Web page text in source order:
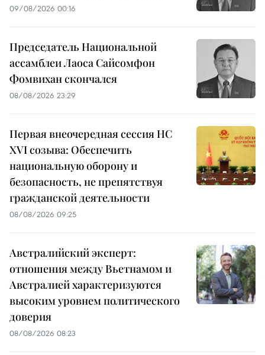
09/08/2026 00:16
Председатель Национальной
ассамблеи Лаоса Сайсомфон
Фомвихан скончался
08/08/2026 23:29
Первая внеочередная сессия НС
XVI созыва: Обеспечить
национальную оборону и
безопасность, не препятствуя
гражданской деятельности
08/08/2026 09:25
Австралийский эксперт:
отношения между Вьетнамом и
Австралией характеризуются
высоким уровнем политического
доверия
08/08/2026 08:23